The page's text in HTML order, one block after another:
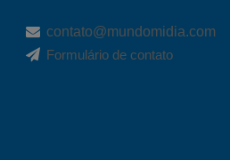
contato@mundomidia.com
Formulário de contato